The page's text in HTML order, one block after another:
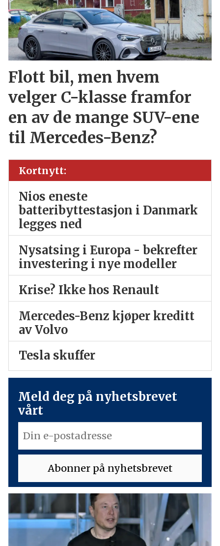
Flott bil, men hvem
velger C-klasse framfor
en av de mange SUV-ene
til Mercedes-Benz?
Kortnytt:
Nios eneste
batteribyttestasjon i Danmark
legges ned
Nysatsing i Europa - bekrefter
investering i nye modeller
Krise? Ikke hos Renault
Mercedes-Benz kjøper kreditt
av Volvo
Tesla skuffer
Meld deg på nyhetsbrevet
vårt